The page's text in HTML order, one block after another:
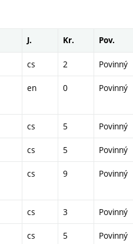
J. Kr. Pov.
cs 2 Povinný
en 0 Povinný
cs 5 Povinný
cs 5 Povinný
cs 9 Povinný
cs 3 Povinný
cs 5 Povinný